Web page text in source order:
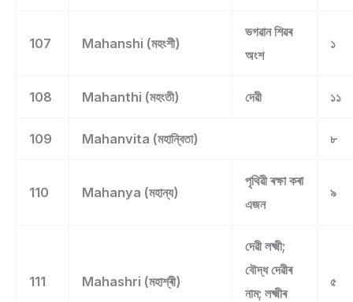
107 Mahanshi (মহংশী)
ভগৱান শিৱৰ
অংশ
১
108 Mahanthi (মহংতী) দেৱী ১১
109 Mahanvita (মহান্বিতা) ৮
110 Mahanya (মহান্য)
পৃথিৱী ৰক্ষা কৰা
এজন
৯
111 Mahashri (মহাশ্ৰী)
দেৱী লক্ষ্মী;
বৌদ্ধ দেৱীৰ
নাম; লক্ষ্মীৰ
৫